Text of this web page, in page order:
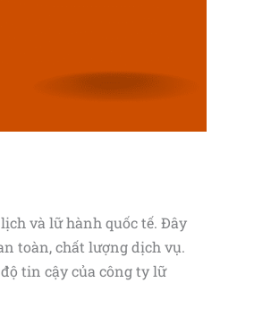
và lữ hành quốc tế. Đây
toàn, chất lượng dịch vụ.
tin cậy của công ty lữ